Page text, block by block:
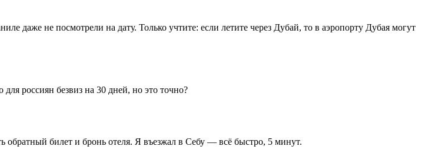
даже не посмотрели на дату. Только учтите: если летите через Дубай, то в аэропорту Дубая могут
россиян безвиз на 30 дней, но это точно?
обратный билет и бронь отеля. Я въезжал в Себу — всё быстро, 5 минут.